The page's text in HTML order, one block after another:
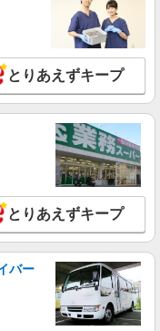
（規定あり） ※給与
【最寄駅】熊本市電A系統
バイク通勤もOK！
詳細を見る
ケア事業部/熊本オフィ
）
（規定あり） ※給与
最寄駅】熊本市電B系統
・バイク通勤もOK！
詳細を見る
とりあえずキープ
とりあえずキープ
バー